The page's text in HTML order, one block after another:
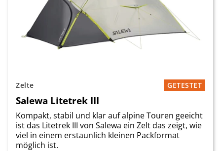
Zelte GETESTET
Salewa Litetrek III
Kompakt, stabil und klar auf alpine Touren geeicht
ist das Litetrek III von Salewa ein Zelt das zeigt, wie
viel in einem erstaunlich kleinen Packformat
möglich ist.